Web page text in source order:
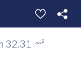
32.31 m²